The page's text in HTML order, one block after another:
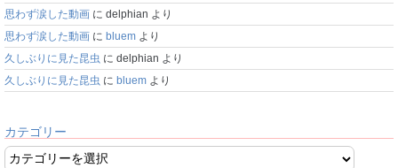
思わず涙した動画 に delphian より
思わず涙した動画 に bluem より
久しぶりに見た昆虫 に delphian より
久しぶりに見た昆虫 に bluem より
カテゴリー